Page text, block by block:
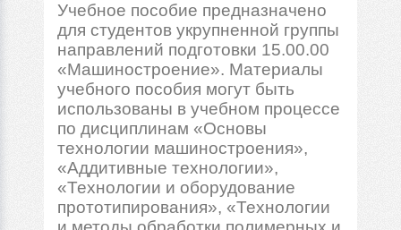
Учебное пособие предназначено
для студентов укрупненной группы
направлений подготовки 15.00.00
«Машиностроение». Материалы
учебного пособия могут быть
использованы в учебном процессе
по дисциплинам «Основы
технологии машиностроения»,
«Аддитивные технологии»,
«Технологии и оборудование
прототипирования», «Технологии